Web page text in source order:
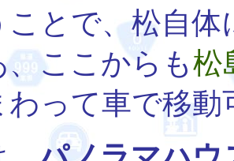
ことで、松自
、ここからも松
わって車で移動